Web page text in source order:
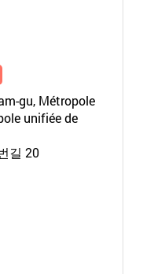
gu, Métropole
unifiée de
길 20